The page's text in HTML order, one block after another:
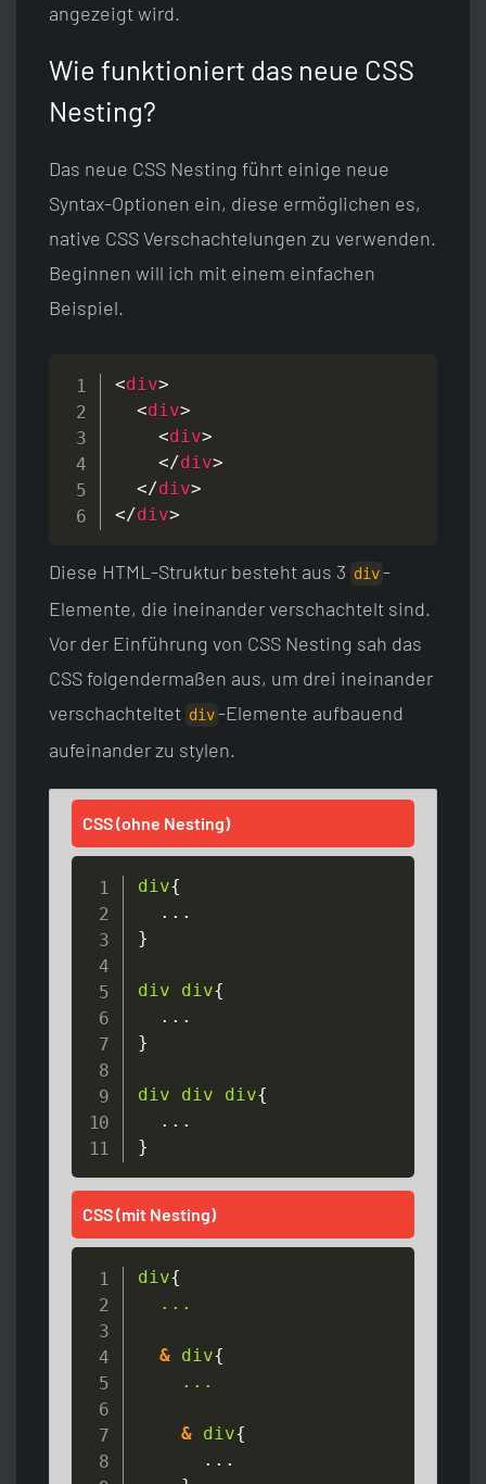
angezeigt wird.
Wie funktioniert das neue CSS
Nesting?
Das neue CSS Nesting führt einige neue
Syntax-Optionen ein, diese ermöglichen es,
native CSS Verschachtelungen zu verwenden.
Beginnen will ich mit einem einfachen
Beispiel.
<div>
<div>
<div>
</div>
</div>
</div>
Diese HTML-Struktur besteht aus 3 div-
Elemente, die ineinander verschachtelt sind.
Vor der Einführung von CSS Nesting sah das
CSS folgendermaßen aus, um drei ineinander
verschachteltet div-Elemente aufbauend
aufeinander zu stylen.
CSS (ohne Nesting)
div{
}
div div{
}
div div div{
}
CSS (mit Nesting)
div{
...
& div{
...
& div{
      ...